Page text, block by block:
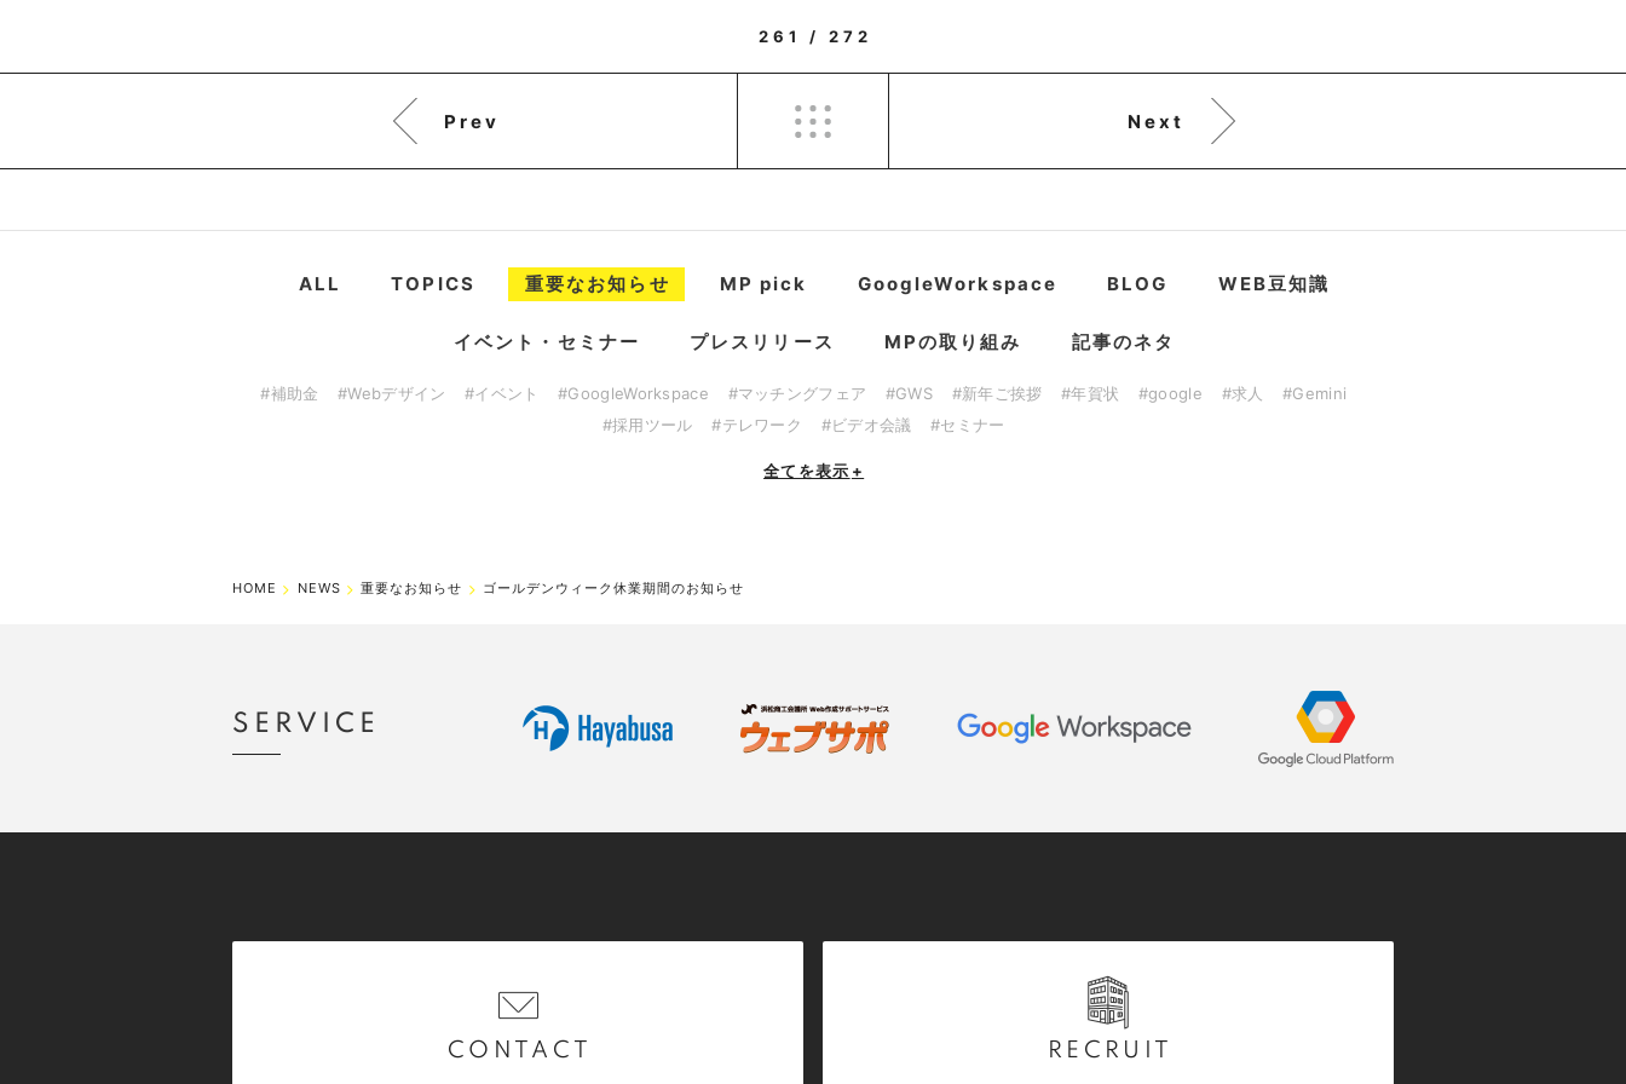
261 / 272
Prev Next
ALL TOPICS 重要なお知らせ MP pick GoogleWorkspace BLOG WEB豆知識
イベント・セミナー プレスリリース MPの取り組み 記事のネタ
#補助金 #Webデザイン #イベント #GoogleWorkspace #マッチングフェア #GWS #新年ご挨拶 #年賀状 #google #求人
#Gemini
#採用ツール
#テレワーク #ビデオ会議 #セミナー
全てを表示 +
HOME NEWS 重要なお知らせ ゴールデンウィーク休業期間のお知らせ
SERVICE
CONTACT RECRUIT